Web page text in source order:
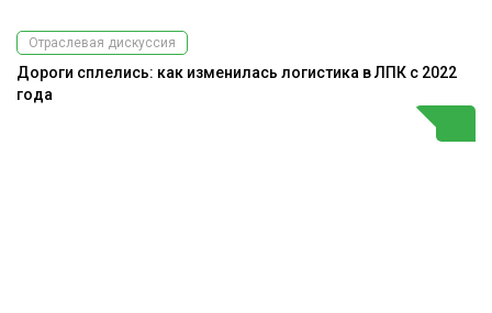
Отраслевая дискуссия
Дороги сплелись: как изменилась логистика в ЛПК с 2022
года